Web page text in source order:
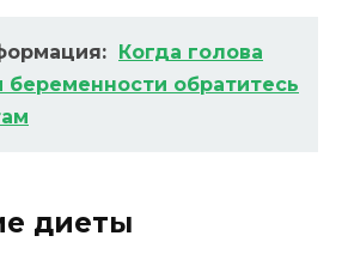
Когда голова
беременности обратитесь
диеты